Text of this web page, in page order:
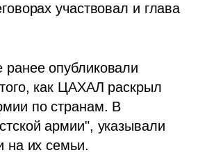
участвовал и глава
опубликовали
как ЦАХАЛ раскрыл
по странам. В
армии", указывали
на их семьи.